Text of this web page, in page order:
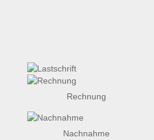
Rechnung
Nachnahme